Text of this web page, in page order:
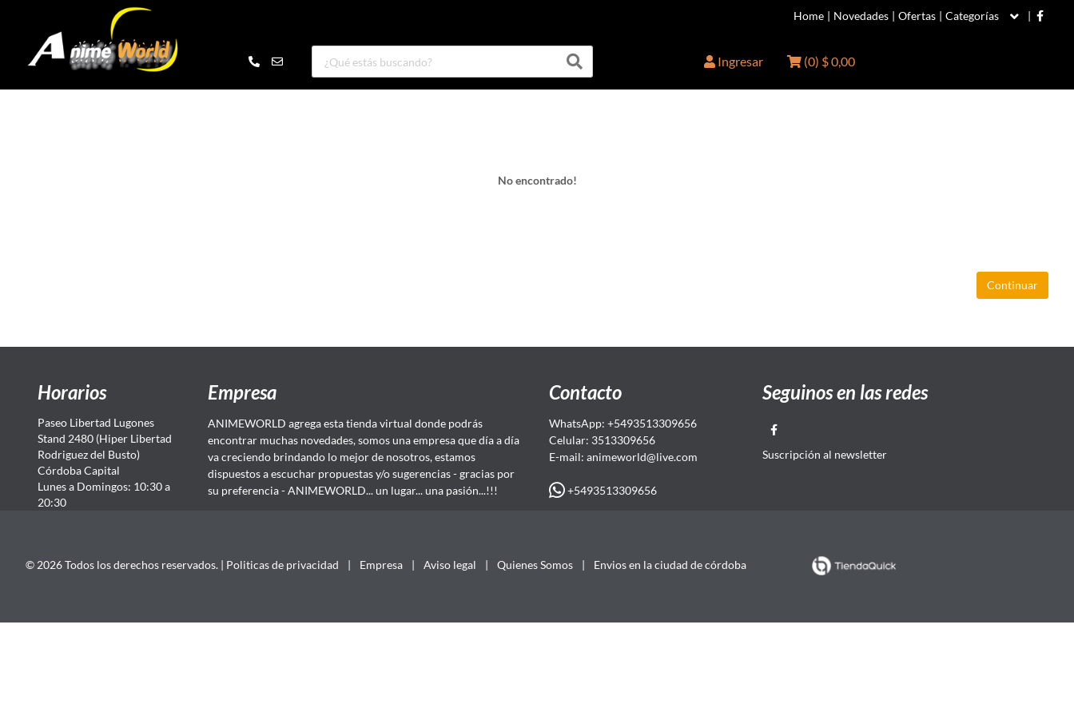
Home | Novedades | Ofertas | Categorías |
Ingresar (0) $ 0,00
No encontrado!
Continuar
Horarios
Paseo Libertad Lugones
Stand 2480 (Hiper Libertad
Rodriguez del Busto)
Córdoba Capital
Lunes a Domingos: 10:30 a
20:30
Empresa
ANIMEWORLD agrega esta tienda virtual donde podrás
encontrar muchas novedades, somos una empresa que día a día
va creciendo brindando lo mejor de nosotros, estamos
dispuestos a escuchar propuestas y/o sugerencias - gracias por
su preferencia - ANIMEWORLD... un lugar... una pasión...!!!
Contacto
WhatsApp: +5493513309656
Celular: 3513309656
E-mail: animeworld@live.com
+5493513309656
Seguinos en las redes
Suscripción al newsletter
© 2026 Todos los derechos reservados. | Politicas de privacidad | Empresa | Aviso legal | Quienes Somos | Envios en la ciudad de córdoba